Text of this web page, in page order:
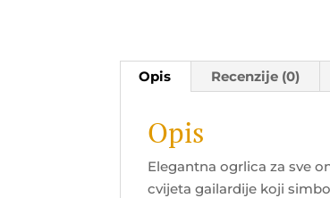
Opis Recenzije (0)
Opis
Elegantna ogrlica za sve
cvijeta gailardije koji